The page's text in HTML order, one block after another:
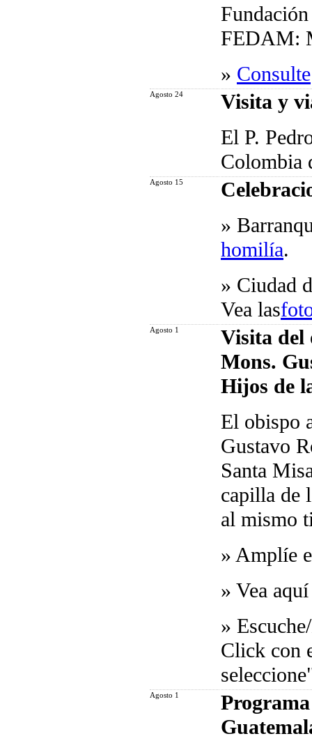
FEDAM:
» Consulte
Agosto 24
Visita y
El P.
Colombia
Agosto 15
»
homilía.
» Ciudad
Vea las
Agosto 1
Visita del
Mons.
Hijos de
El obispo
Gustavo
Santa
capilla de
al mismo
» Amplíe
» Vea
»
Click con
Agosto 1